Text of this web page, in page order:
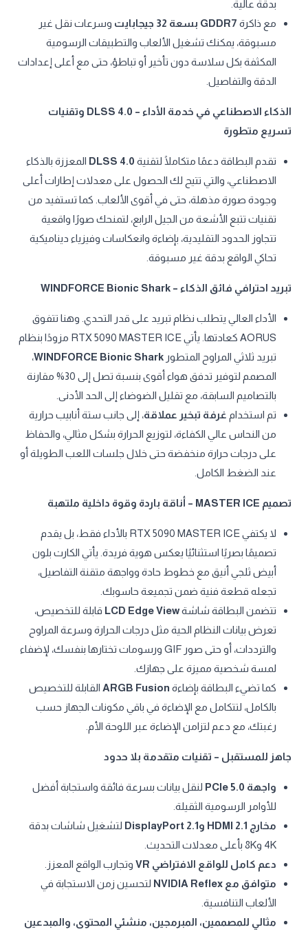
بدقة عالية.
مع ذاكرة GDDR7 بسعة 32 جيجابايت
وسرعات نقل غير
مسبوقة، يمكنك تشغيل الألعاب والتطبيقات الرسومية
المكثفة بكل سلاسة دون تأخير أو تباطؤ، حتى مع أعلى إعدادات
الدقة والتفاصيل.
الذكاء الاصطناعي في خدمة الأداء – DLSS 4.0 وتقنيات
تسريع متطورة
تقدم البطاقة دعمًا متكاملًا لتقنية DLSS 4.0 المعززة بالذكاء
الاصطناعي، والتي تتيح لك الحصول على معدلات إطارات أعلى
وجودة صورة مذهلة، حتى في أقوى الألعاب. كما تستفيد من
تقنيات تتبع الأشعة من الجيل الرابع، لتمنحك صورًا واقعية
تتجاوز الحدود التقليدية، بإضاءة وانعكاسات وفيزياء ديناميكية
تحاكي الواقع بدقة غير مسبوقة.
تبريد احترافي فائق الذكاء – WINDFORCE Bionic Shark
الأداء العالي يتطلب نظام تبريد على قدر التحدي. وهنا تتفوق
AORUS كعادتها. يأتي RTX 5090 MASTER ICE مزودًا بنظام
تبريد ثلاثي المراوح المتطور WINDFORCE Bionic Shark،
المصمم لتوفير تدفق هواء أقوى بنسبة تصل إلى 30% مقارنة
بالتصاميم السابقة، مع تقليل الضوضاء إلى الحد الأدنى.
تم استخدام غرفة تبخير عملاقة، إلى جانب ستة أنابيب حرارية
من النحاس عالي الكفاءة، لتوزيع الحرارة بشكل مثالي، والحفاظ
على درجات حرارة منخفضة حتى خلال جلسات اللعب الطويلة أو
عند الضغط الكامل.
تصميم MASTER ICE – أناقة باردة وقوة داخلية ملتهبة
لا يكتفي RTX 5090 MASTER ICE بالأداء فقط، بل يقدم
تصميمًا بصريًا استثنائيًا يعكس هوية فريدة. يأتي الكارت بلون
أبيض ثلجي أنيق مع خطوط حادة وواجهة متقنة التفاصيل،
تجعله قطعة فنية ضمن تجميعة حاسوبك.
تتضمن البطاقة شاشةLCD Edge View قابلة للتخصيص،
تعرض بيانات النظام الحية مثل درجات الحرارة وسرعة المراوح
والترددات، أو حتى صور GIF ورسومات تختارها بنفسك، لإضفاء
لمسة شخصية مميزة على جهازك.
كما تضيء البطاقة بإضاءة ARGB Fusion القابلة للتخصيص
بالكامل، لتتكامل مع الإضاءة في باقي مكونات الجهاز حسب
رغبتك، مع دعم لتزامن الإضاءة عبر اللوحة الأم.
جاهز للمستقبل – تقنيات متقدمة بلا حدود
واجهة PCIe 5.0
لنقل بيانات بسرعة فائقة واستجابة أفضل
للأوامر الرسومية الثقيلة.
مخارج HDMI 2.1 وDisplayPort 2.1
لتشغيل شاشات بدقة
4K و8K بأعلى معدلات التحديث.
دعم كامل للواقع الافتراضي VR
وتجارب الواقع المعزز.
متوافق مع NVIDIA Reflex
لتحسين زمن الاستجابة في
الألعاب التنافسية.
مثالي للمصممين، المبرمجين، منشئي المحتوى، والمبدعين